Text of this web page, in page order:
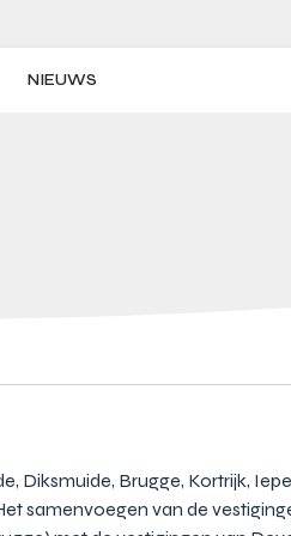
NIEUWS
Diksmuide, Brugge, Kortrijk,
samenvoegen van de